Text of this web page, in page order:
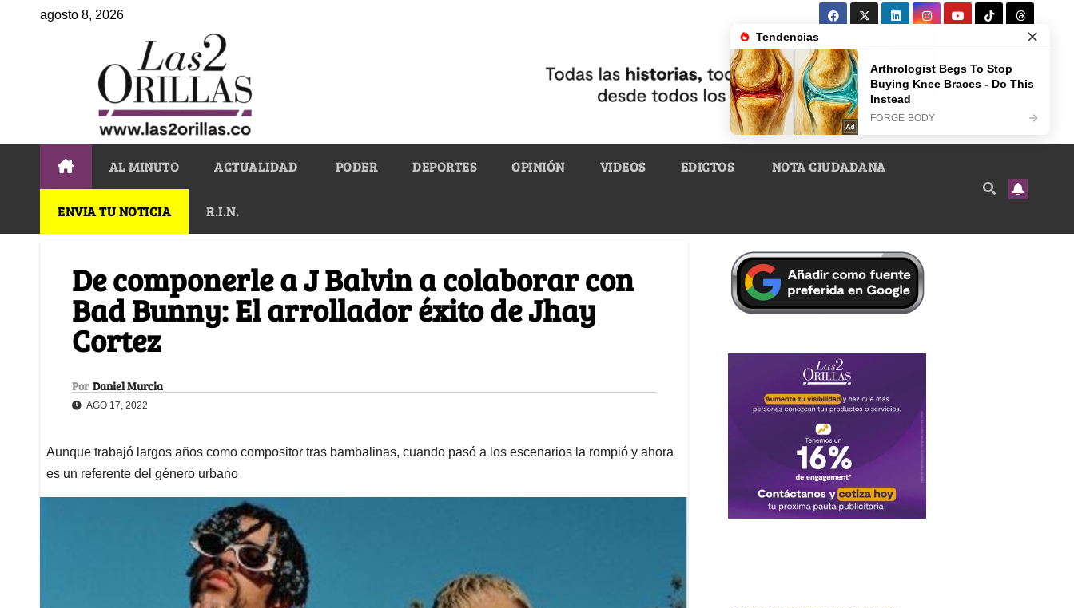
agosto 8, 2026
AL MINUTO ACTUALIDAD PODER DEPORTES OPINIÓN VIDEOS EDICTOS NOTA CIUDADANA
ENVIA TU NOTICIA R.I.N.
De componerle a J Balvin a colaborar con
Bad Bunny: El arrollador éxito de Jhay
Cortez
Por Daniel Murcia
AGO 17, 2022
Aunque trabajó largos años como compositor tras bambalinas, cuando pasó a los escenarios la rompió y ahora
es un referente del género urbano